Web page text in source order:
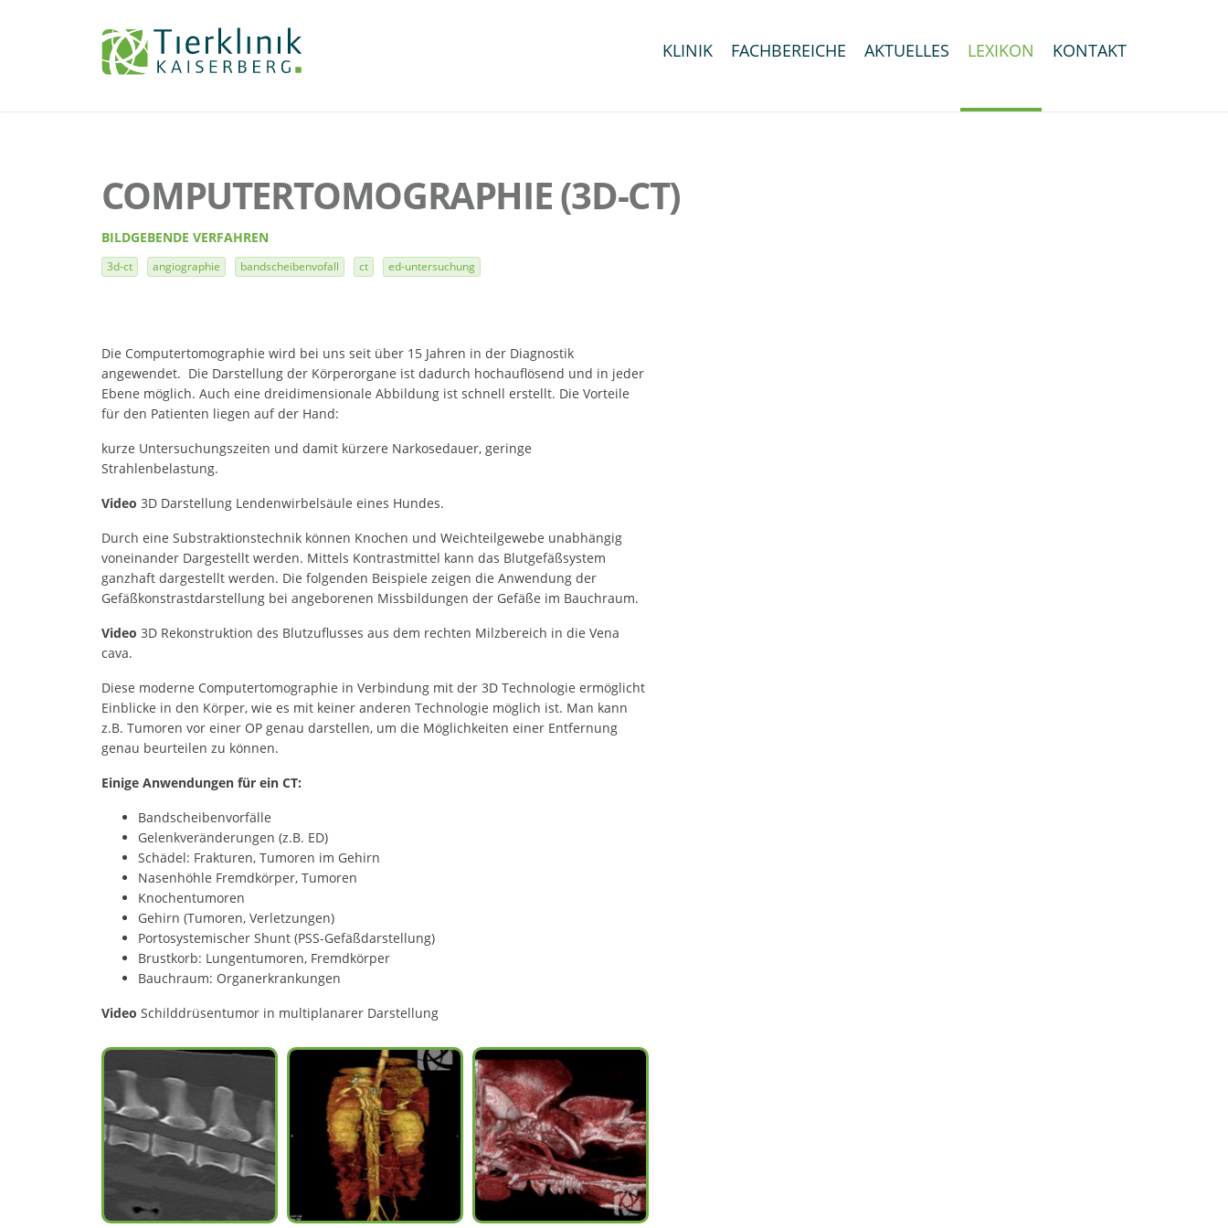
KLINIK FACHBEREICHE AKTUELLES LEXIKON KONTAKT
COMPUTERTOMOGRAPHIE (3D-CT)
BILDGEBENDE VERFAHREN
3d-ct angiographie bandscheibenvofall ct ed-untersuchung
Die Computertomographie wird bei uns seit über 15 Jahren in der Diagnostik
angewendet. Die Darstellung der Körperorgane ist dadurch hochauflösend und in jeder
Ebene möglich. Auch eine dreidimensionale Abbildung ist schnell erstellt. Die Vorteile
für den Patienten liegen auf der Hand:
kurze Untersuchungszeiten und damit kürzere Narkosedauer, geringe
Strahlenbelastung.
Video 3D Darstellung Lendenwirbelsäule eines Hundes.
Durch eine Substraktionstechnik können Knochen und Weichteilgewebe unabhängig
voneinander Dargestellt werden. Mittels Kontrastmittel kann das Blutgefäßsystem
ganzhaft dargestellt werden. Die folgenden Beispiele zeigen die Anwendung der
Gefäßkonstrastdarstellung bei angeborenen Missbildungen der Gefäße im Bauchraum.
Video 3D Rekonstruktion des Blutzuflusses aus dem rechten Milzbereich in die Vena
cava.
Diese moderne Computertomographie in Verbindung mit der 3D Technologie ermöglicht
Einblicke in den Körper, wie es mit keiner anderen Technologie möglich ist. Man kann
z.B. Tumoren vor einer OP genau darstellen, um die Möglichkeiten einer Entfernung
genau beurteilen zu können.
Einige Anwendungen für ein CT:
Bandscheibenvorfälle
Gelenkveränderungen (z.B. ED)
Schädel: Frakturen, Tumoren im Gehirn
Nasenhöhle Fremdkörper, Tumoren
Knochentumoren
Gehirn (Tumoren, Verletzungen)
Portosystemischer Shunt (PSS-Gefäßdarstellung)
Brustkorb: Lungentumoren, Fremdkörper
Bauchraum: Organerkrankungen
Video Schilddrüsentumor in multiplanarer Darstellung